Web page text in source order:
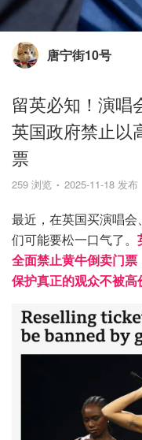
唐宁街10号
留英必知！演唱
英国政府禁止以
票
259 浏览 2025-11-18 发布
最近，在英国买演唱
们可能要松一口气了。
全面禁止黄牛倒卖门
保护真正的观众不被高